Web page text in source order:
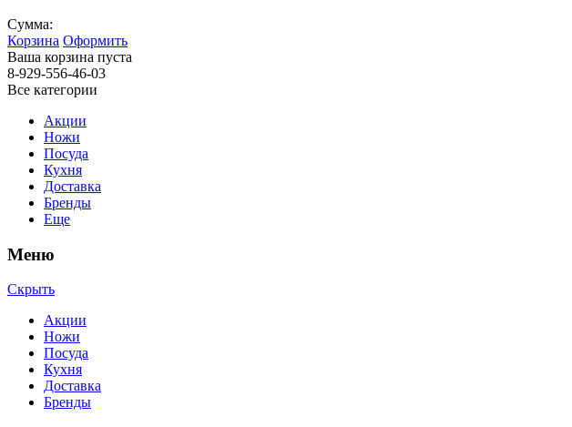
Сумма:
Корзина Оформить
Ваша корзина пуста
8-929-556-46-03
Все категории
Акции
Ножи
Посуда
Кухня
Доставка
Бренды
Еще
Меню
Скрыть
Акции
Ножи
Посуда
Кухня
Доставка
Бренды